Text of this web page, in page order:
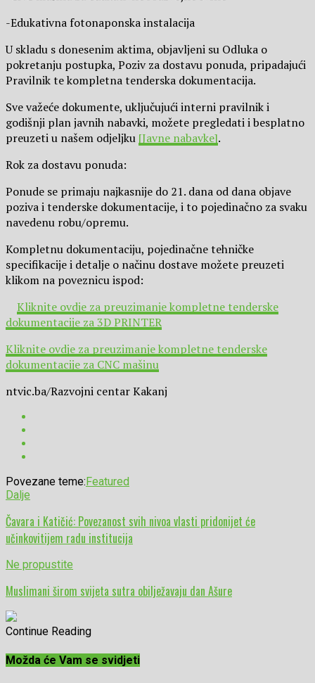
-Edukativna fotonaponska instalacija
U skladu s donesenim aktima, objavljeni su Odluka o
pokretanju postupka, Poziv za dostavu ponuda, pripadajući
Pravilnik te kompletna tenderska dokumentacija.
Sve važeće dokumente, uključujući interni pravilnik i
godišnji plan javnih nabavki, možete pregledati i besplatno
preuzeti u našem odjeljku [Javne nabavke].
Rok za dostavu ponuda:
Ponude se primaju najkasnije do 21. dana od dana objave
poziva i tenderske dokumentacije, i to pojedinačno za svaku
navedenu robu/opremu.
Kompletnu dokumentaciju, pojedinačne tehničke
specifikacije i detalje o načinu dostave možete preuzeti
klikom na poveznicu ispod:
Kliknite ovdje za preuzimanje kompletne tenderske
dokumentacije za 3D PRINTER
Kliknite ovdje za preuzimanje kompletne tenderske
dokumentacije za CNC mašinu
ntvic.ba/Razvojni centar Kakanj
Povezane teme: Featured
Dalje
Čavara i Katičić: Povezanost svih nivoa vlasti pridonijet će
učinkovitijem radu institucija
Ne propustite
Muslimani širom svijeta sutra obilježavaju dan Ašure
Continue Reading
Možda će Vam se svidjeti